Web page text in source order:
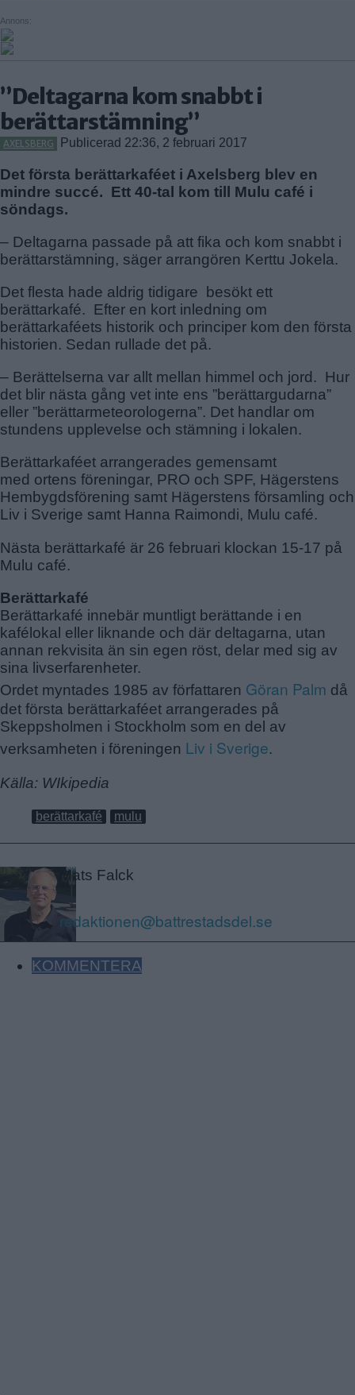
ENSKEDE GÅRD
GAMLA ENSKEDE
HAGSÄTRA
HÖGDALEN
JOHANNESHOV
ÅRSTA
ÖSTBERGA
Farsta
FAGERSJÖ
FARSTA
FARSTANÄSET
FARSTA STRAND
GUBBÄNGEN
HÖKARÄNGEN
LARSBODA
SKÖNDAL
SVEDMYRA (DEL AV)
TALLKROGEN
Annons:
”Deltagarna kom snabbt i
berättarstämning”
AXELSBERG Publicerad 22:36, 2 februari 2017
Det första berättarkaféet i Axelsberg blev en
mindre succé. Ett 40-tal kom till Mulu café i
söndags.
– Deltagarna passade på att fika och kom snabbt i
berättarstämning, säger arrangören Kerttu Jokela.
Det flesta hade aldrig tidigare besökt ett
berättarkafé. Efter en kort inledning om
berättarkaféets historik och principer kom den första
historien. Sedan rullade det på.
– Berättelserna var allt mellan himmel och jord. Hur
det blir nästa gång vet inte ens ”berättargudarna”
eller ”berättarmeteorologerna”. Det handlar om
stundens upplevelse och stämning i lokalen.
Berättarkaféet arrangerades gemensamt
med ortens föreningar, PRO och SPF, Hägerstens
Hembygdsförening samt Hägerstens församling och
Liv i Sverige samt Hanna Raimondi, Mulu café.
Nästa berättarkafé är 26 februari klockan 15-17 på
Mulu café.
Berättarkafé
Berättarkafé innebär muntligt berättande i en
kafélokal eller liknande och där deltagarna, utan
annan rekvisita än sin egen röst, delar med sig av
sina livserfarenheter.
Ordet myntades 1985 av författaren Göran Palm då
det första berättarkaféet arrangerades på
Skeppsholmen i Stockholm som en del av
verksamheten i föreningen Liv i Sverige.
Källa: WIkipedia
berättarkafé mulu
Mats Falck
redaktionen@battrestadsdel.se
KOMMENTERA